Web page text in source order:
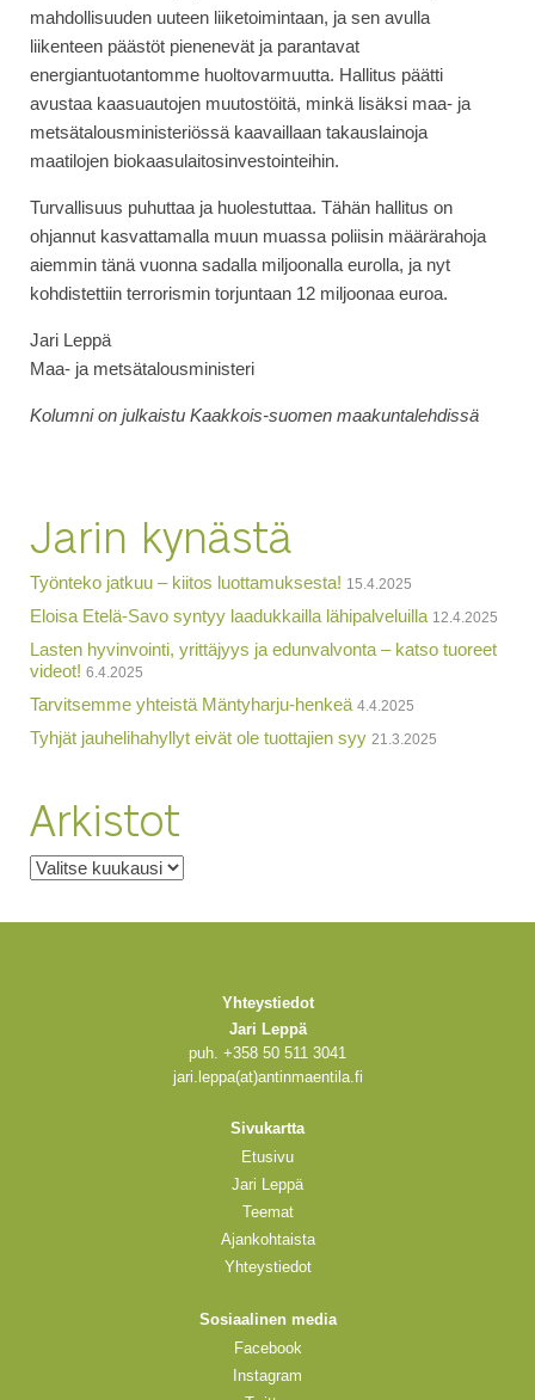
mahdollisuuden uuteen liiketoimintaan, ja sen avulla
liikenteen päästöt pienenevät ja parantavat
energiantuotantomme huoltovarmuutta. Hallitus päätti
avustaa kaasuautojen muutostöitä, minkä lisäksi maa- ja
metsätalousministeriössä kaavaillaan takauslainoja
maatilojen biokaasulaitosinvestointeihin.
Turvallisuus puhuttaa ja huolestuttaa. Tähän hallitus on
ohjannut kasvattamalla muun muassa poliisin määrärahoja
aiemmin tänä vuonna sadalla miljoonalla eurolla, ja nyt
kohdistettiin terrorismin torjuntaan 12 miljoonaa euroa.
Jari Leppä
Maa- ja metsätalousministeri
Kolumni on julkaistu Kaakkois-suomen maakuntalehdissä
Jarin kynästä
Työnteko jatkuu – kiitos luottamuksesta! 15.4.2025
Eloisa Etelä-Savo syntyy laadukkailla lähipalveluilla 12.4.2025
Lasten hyvinvointi, yrittäjyys ja edunvalvonta – katso tuoreet
videot! 6.4.2025
Tarvitsemme yhteistä Mäntyharju-henkeä 4.4.2025
Tyhjät jauhelihahyllyt eivät ole tuottajien syy 21.3.2025
Arkistot
Arkistot
Yhteystiedot
Jari Leppä
puh. +358 50 511 3041
jari.leppa(at)antinmaentila.fi
Sivukartta
Etusivu
Jari Leppä
Teemat
Ajankohtaista
Yhteystiedot
Sosiaalinen media
Facebook
Instagram